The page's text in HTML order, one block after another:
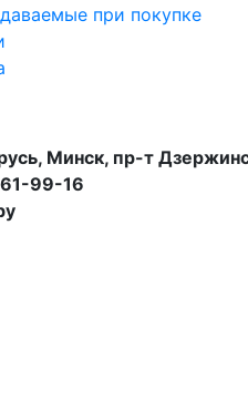
при покупке
Минск, пр-т
99-16